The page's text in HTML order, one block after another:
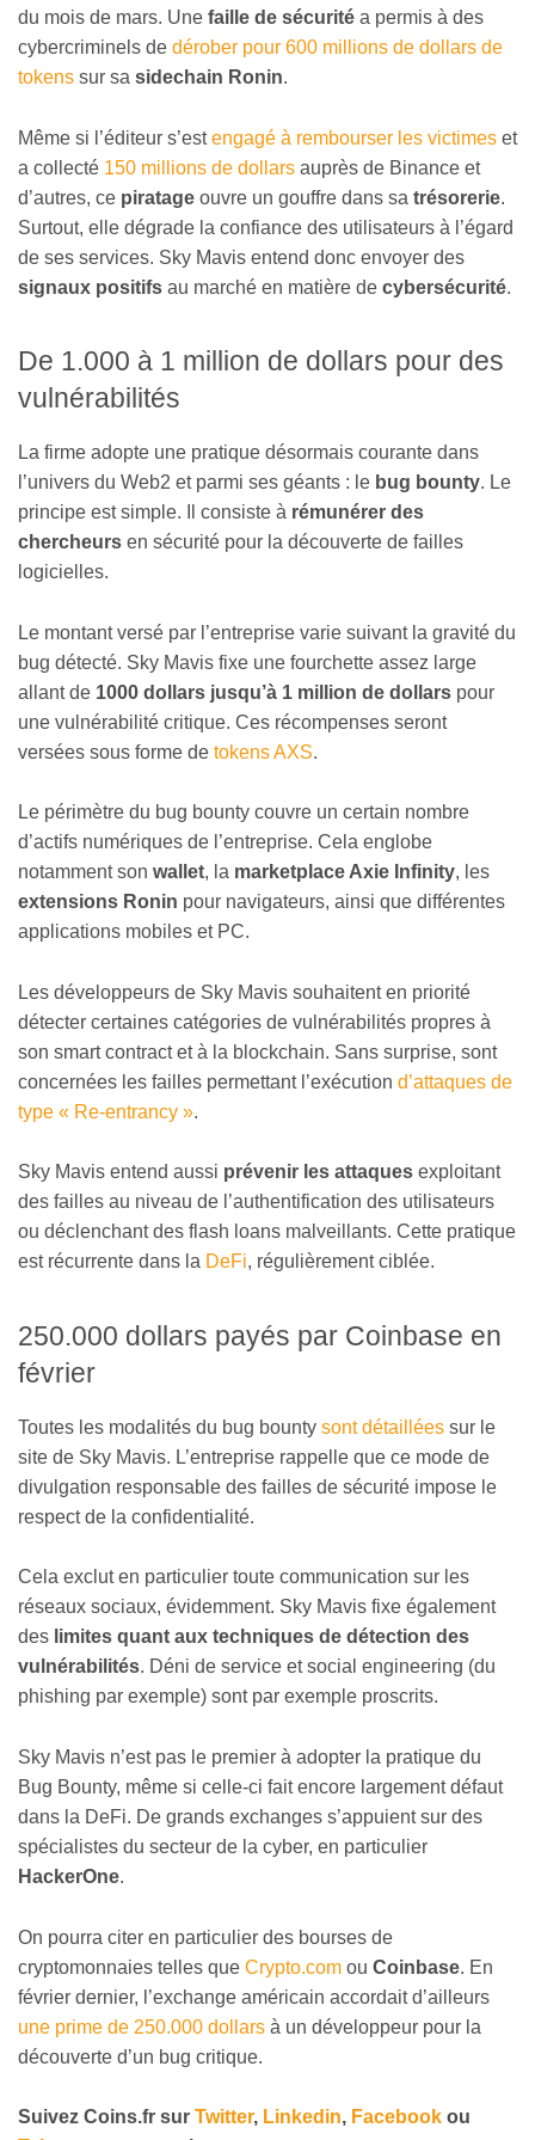
du mois de mars. Une faille de sécurité a permis à des
cybercriminels de dérober pour 600 millions de dollars de
tokens sur sa sidechain Ronin.
Même si l’éditeur s’estengagé à rembourser les victimes et
a collecté 150 millions de dollars auprès de Binance et
d’autres, ce piratage ouvre un gouffre dans sa trésorerie.
Surtout, elle dégrade la confiance des utilisateurs à l’égard
de ses services. Sky Mavis entend donc envoyer des
signaux positifs au marché en matière de cybersécurité.
De 1.000 à 1 million de dollars pour des
vulnérabilités
La firme adopte une pratique désormais courante dans
l’univers du Web2 et parmi ses géants : le bug bounty. Le
principe est simple. Il consiste à rémunérer des
chercheurs en sécurité pour la découverte de failles
logicielles.
Le montant versé par l’entreprise varie suivant la gravité du
bug détecté. Sky Mavis fixe une fourchette assez large
allant de 1000 dollars jusqu’à 1 million de dollars pour
une vulnérabilité critique. Ces récompenses seront
versées sous forme de tokens AXS.
Le périmètre du bug bounty couvre un certain nombre
d’actifs numériques de l’entreprise. Cela englobe
notamment son wallet, la marketplace Axie Infinity, les
extensions Ronin pour navigateurs, ainsi que différentes
applications mobiles et PC.
Les développeurs de Sky Mavis souhaitent en priorité
détecter certaines catégories de vulnérabilités propres à
son smart contract et à la blockchain. Sans surprise, sont
concernées les failles permettant l’exécution d’attaques de
type « Re-entrancy ».
Sky Mavis entend aussi prévenir les attaques exploitant
des failles au niveau de l’authentification des utilisateurs
ou déclenchant des flash loans malveillants. Cette pratique
est récurrente dans la DeFi, régulièrement ciblée.
250.000 dollars payés par Coinbase en
février
Toutes les modalités du bug bounty sont détaillées sur le
site de Sky Mavis. L’entreprise rappelle que ce mode de
divulgation responsable des failles de sécurité impose le
respect de la confidentialité.
Cela exclut en particulier toute communication sur les
réseaux sociaux, évidemment. Sky Mavis fixe également
des limites quant aux techniques de détection des
vulnérabilités. Déni de service et social engineering (du
phishing par exemple) sont par exemple proscrits.
Sky Mavis n’est pas le premier à adopter la pratique du
Bug Bounty, même si celle-ci fait encore largement défaut
dans la DeFi. De grands exchanges s’appuient sur des
spécialistes du secteur de la cyber, en particulier
HackerOne.
On pourra citer en particulier des bourses de
cryptomonnaies telles que Crypto.com ou Coinbase. En
février dernier, l’exchange américain accordait d’ailleurs
une prime de 250.000 dollars à un développeur pour la
découverte d’un bug critique.
Suivez Coins.fr sur Twitter, Linkedin, Facebook ou